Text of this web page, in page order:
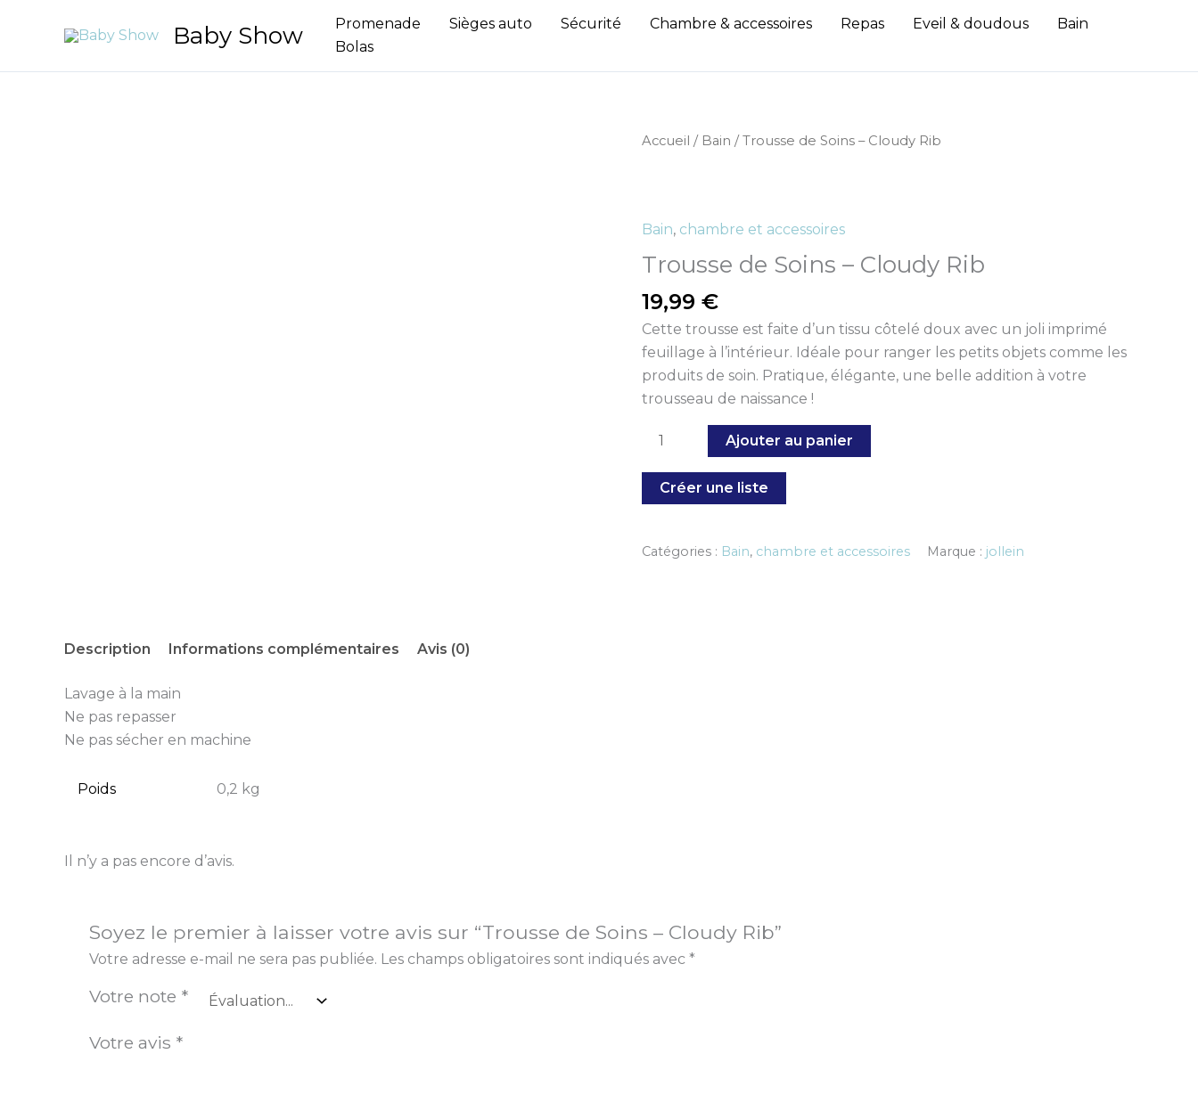
Baby Show Promenade Sièges auto Sécurité Chambre & accessoires Repas Eveil & doudous
Bain
Bolas
Accueil / Bain / Trousse de Soins – Cloudy Rib
Bain, chambre et accessoires
Trousse de Soins – Cloudy Rib
19,99 €
Cette trousse est faite d’un tissu côtelé doux avec un joli imprimé
feuillage à l’intérieur. Idéale pour ranger les petits objets comme les
produits de soin. Pratique, élégante, une belle addition à votre
trousseau de naissance !
quantité
Soins
-
Cloudy
Rib
Ajouter au panier
Créer une liste
Catégories : Bain, chambre et accessoires Marque : jollein
Description Informations complémentaires Avis (0)
Lavage à la main
Ne pas repasser
Ne pas sécher en machine
Poids 0,2 kg
Il n’y a pas encore d’avis.
Soyez le premier à laisser votre avis sur “Trousse de Soins – Cloudy Rib”
Votre adresse e-mail ne sera pas publiée. Les champs obligatoires sont indiqués avec *
Votre note *
Votre avis *